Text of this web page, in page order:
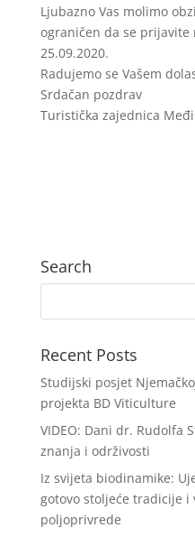
Ljubazno Vas molimo
ograničen da se prijavite
25.09.2020.
Radujemo se Vašem
Srdačan pozdrav
Turistička zajednica
Search
Recent Posts
Studijski posjet
projekta BD Viticulture
VIDEO: Dani dr. Rudolfa
znanja i održivosti
Iz svijeta biodinamike:
gotovo stoljeće tradicije
poljoprivrede